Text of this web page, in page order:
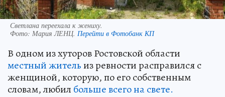
Светлана переехала к жениху.
Фото: Мария ЛЕНЦ. Перейти в Фотобанк КП
В одном из хуторов Ростовской области
местный жительиз ревности расправился с
женщиной, которую, по его собственным
словам, любил больше всего на свете.